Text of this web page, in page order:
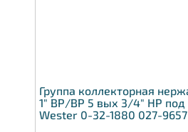
Группа коллекторная
1" ВР/ВР 5 вых 3/4" НР под
Wester 0-32-1880 027-